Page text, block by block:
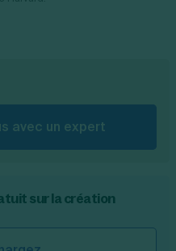
avec un expert
sur la création